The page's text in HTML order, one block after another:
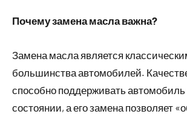
Почему замена масла важна?
Замена масла является
большинства автомобилей.
способно поддерживать
состоянии, а его замена позволяет